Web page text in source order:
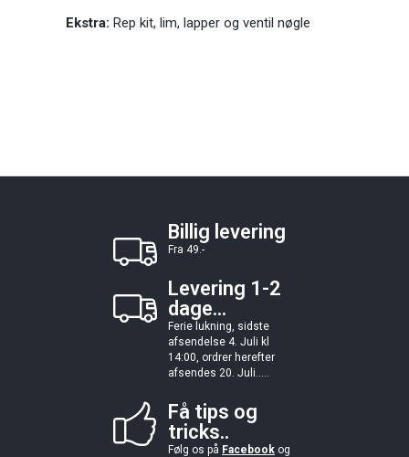
Ekstra: Rep kit, lim, lapper og ventil nøgle
Billig levering
Fra 49.-
Levering 1-2
dage...
Ferie lukning, sidste
afsendelse 4. Juli kl
14:00, ordrer herefter
afsendes 20. Juli.....
Få tips og
tricks..
Følg os på Facebook og